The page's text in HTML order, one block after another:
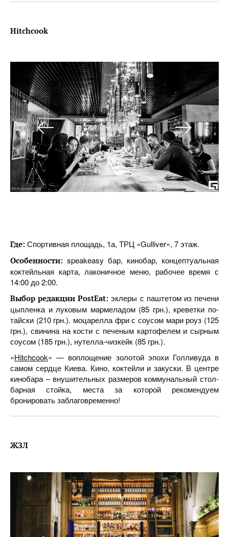
Hitchcook
Где: Спортивная площадь, 1а, ТРЦ «Gulliver», 7 этаж.
Особенности: speakeasy бар, кинобар, концептуальная
коктейльная карта, лаконичное меню, рабочее время с
14:00 до 2:00.
Выбор редакции PostEat:эклеры с паштетом из печени
цыпленка и луковым мармеладом (85 грн.), креветки по-
тайски (210 грн.). моцарелла фри с соусом мари роуз (125
грн.), свинина на кости с печеным картофелем и сырным
соусом (185 грн.), нутелла-чизкейк (85 грн.).
«Hitchcook» — воплощение золотой эпохи Голливуда в
самом сердце Киева. Кино, коктейли и закуски. В центре
кинобара – внушительных размеров коммунальный стол-
барная стойка, места за которой рекомендуем
бронировать заблаговременно!
ЖЗЛ